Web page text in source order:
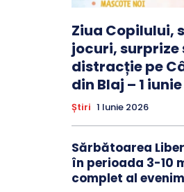
Ziua Copilului,
jocuri, surprize
distracție pe
din Blaj – 1
Știri 1 Iunie 2026
Sărbătoarea
în perioada 3-10
complet al